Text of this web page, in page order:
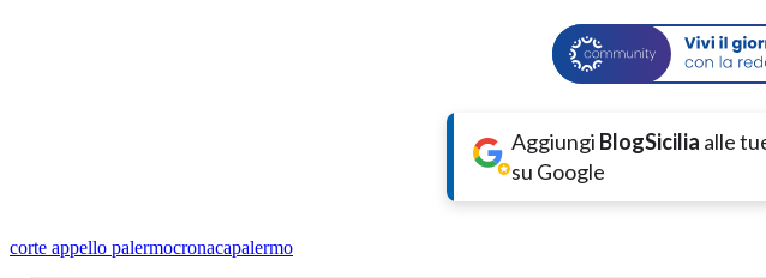
Aggiungi BlogSicilia alle
su Google
corte appello palermocronacapalermo